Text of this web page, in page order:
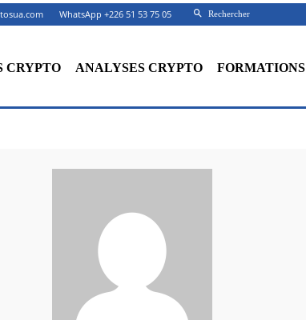
WhatsApp +226 51 53 75 05 Rechercher
CRYPTO ANALYSES CRYPTO FORMATIONS